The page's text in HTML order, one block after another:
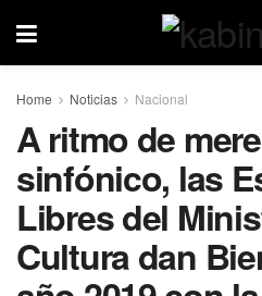
Home Noticias Nacional
A ritmo de
sinfónico, las
Libres del
Cultura dan